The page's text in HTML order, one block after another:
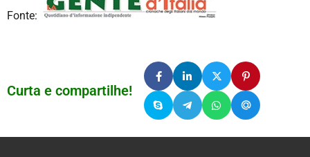
Fonte:
Curta e compartilhe!